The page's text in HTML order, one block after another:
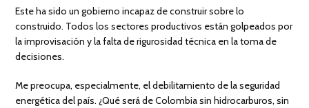
Este ha sido un gobierno incapaz de construir sobre lo
construido. Todos los sectores productivos están golpeados por
la improvisación y la falta de rigurosidad técnica en la toma de
decisiones.
Me preocupa, especialmente, el debilitamiento de la seguridad
energética del país. ¿Qué será de Colombia sin hidrocarburos, sin